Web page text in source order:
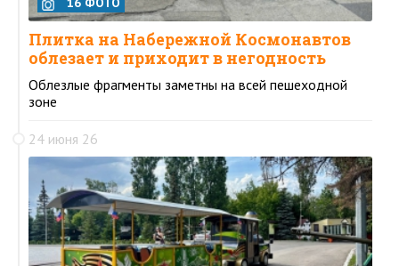
Плитка на Набережной Космонавтов
облезает и приходит в негодность
Облезлые фрагменты заметны на всей пешеходной
зоне
24 июня 26